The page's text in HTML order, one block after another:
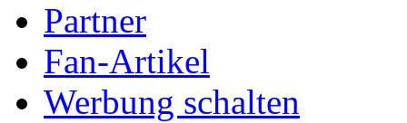
Partner
Fan-Artikel
Werbung schalten